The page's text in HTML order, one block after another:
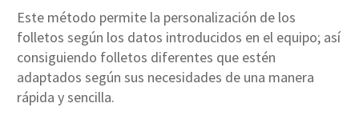
Este método permite la personalización de los
folletos según los datos introducidos en el equipo; así
consiguiendo folletos diferentes que estén
adaptados según sus necesidades de una manera
rápida y sencilla.